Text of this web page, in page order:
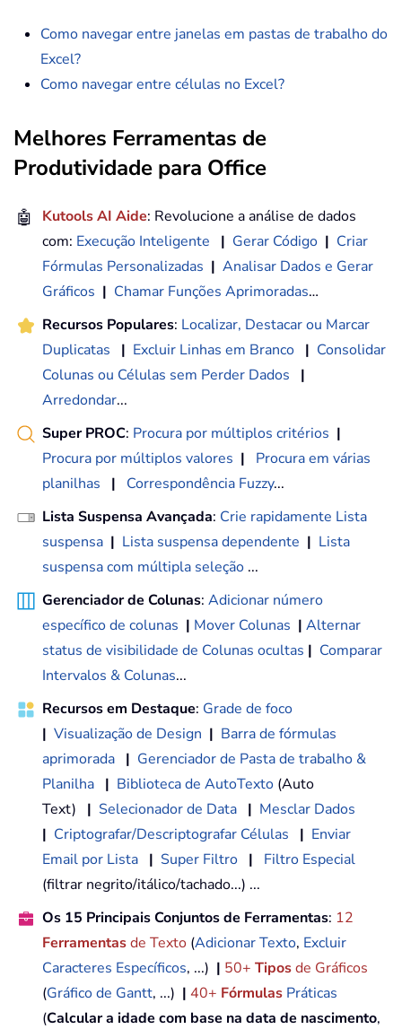
Como navegar entre janelas em pastas de trabalho do
Excel?
Como navegar entre células no Excel?
Melhores Ferramentas de
Produtividade para Office
🤖 Kutools AI Aide: Revolucione a análise de dados
com: Execução Inteligente | Gerar Código | Criar
Fórmulas Personalizadas | Analisar Dados e Gerar
Gráficos | Chamar Funções Aprimoradas…
Recursos Populares: Localizar, Destacar ou Marcar
Duplicatas
| Excluir Linhas em Branco | Consolidar
Colunas ou Células sem Perder Dados
|
Arredondar...
Super PROC: Procura por múltiplos critérios |
Procura por múltiplos valores |
Procura em várias
planilhas
| Correspondência Fuzzy...
Lista Suspensa Avançada: Crie rapidamente Lista
suspensa | Lista suspensa dependente | Lista
suspensa com múltipla seleção ...
Gerenciador de Colunas: Adicionar número
específico de colunas | Mover Colunas | Alternar
status de visibilidade de Colunas ocultas | Comparar
Intervalos & Colunas...
Recursos em Destaque: Grade de foco
| Visualização de Design | Barra de fórmulas
aprimorada | Gerenciador de Pasta de trabalho &
Planilha | Biblioteca de AutoTexto (Auto
Text) | Selecionador de Data | Mesclar Dados
| Criptografar/Descriptografar Células | Enviar
Email por Lista | Super Filtro |
Filtro Especial
(filtrar negrito/itálico/tachado...) ...
Os 15 Principais Conjuntos de Ferramentas: 12
Ferramentasde Texto (Adicionar Texto, Excluir
Caracteres Específicos, ...) | 50+ Tiposde Gráficos
(Gráfico de Gantt, ...) | 40+ Fórmulas Práticas
(Calcular a idade com base na data de nascimento,